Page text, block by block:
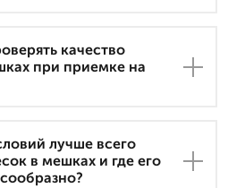
качество
при приемке на
лучше всего
в мешках и где его